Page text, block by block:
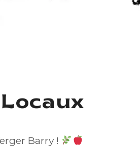
Barry !